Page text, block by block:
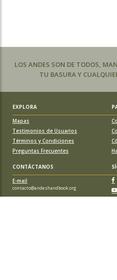
LOS ANDES SON DE TODOS,
TU BASURA Y
EXPLORA
Mapas
Testimonios de Usuarios
Términos y Condiciones
Preguntas Frecuentes
CONTÁCTANOS
E-mail
contacto@andeshandbook.org